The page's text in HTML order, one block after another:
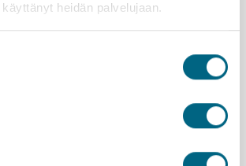
heidän palvelujaan.